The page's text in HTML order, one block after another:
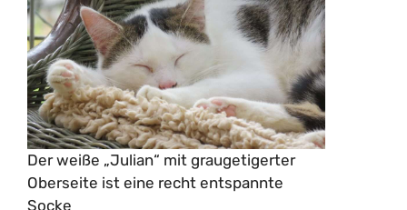
Der weiße „Julian“ mit graugetigerter
Oberseite ist eine recht entspannte
Socke